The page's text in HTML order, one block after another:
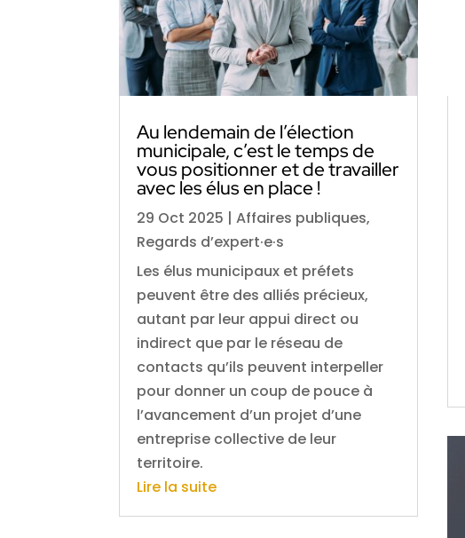
Au lendemain de l’élection
municipale, c’est le temps de
vous positionner et de travailler
avec les élus en place !
29 Oct 2025 |Affaires publiques,
Regards d’expert·e·s
Les élus municipaux et préfets
peuvent être des alliés précieux,
autant par leur appui direct ou
indirect que par le réseau de
contacts qu’ils peuvent interpeller
pour donner un coup de pouce à
l’avancement d’un projet d’une
entreprise collective de leur
territoire.
Lire la suite